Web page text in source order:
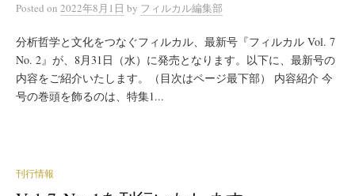
Posted on 2022年8月1日 by フィルカル編集部
分析哲学と文化をつなぐフィルカル、最新号『フィルカル Vol. 7
No. 2』が、8月31日（水）に発売となります。以下に、最新号の
内容をご紹介いたします。（目次はページ最下部） 内容紹介 今
号の巻頭を飾るのは、特集1...
刊行情報